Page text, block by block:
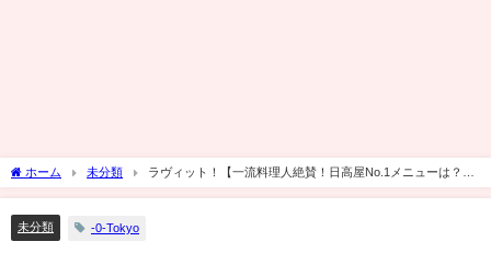
ホーム 未分類
ラヴィット！【一流料理人絶賛！日高屋No.1メニューは？▼
吉高由里子＆松下洸平】 …の番組内容解析まとめ
未分類 -0-Tokyo